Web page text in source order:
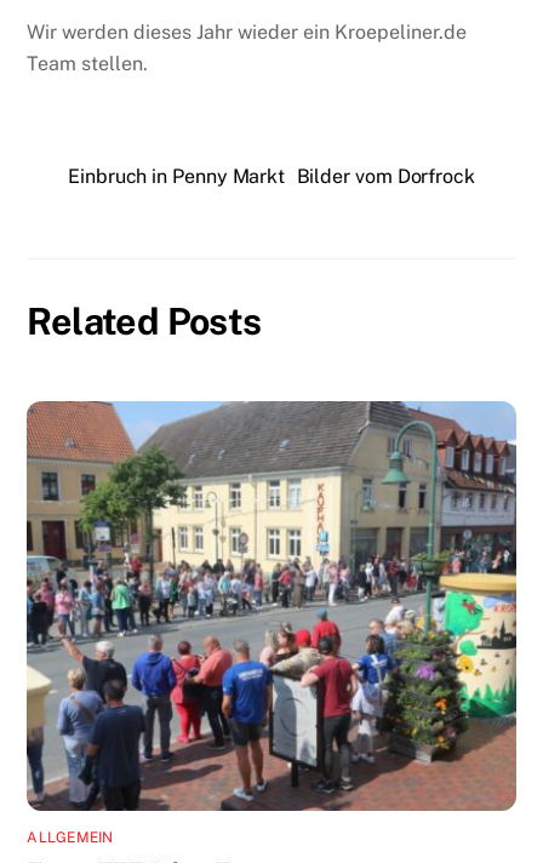
Wir werden dieses Jahr wieder ein Kroepeliner.de
Team stellen.
Einbruch in Penny Markt Bilder vom Dorfrock
Related Posts
ALLGEMEIN